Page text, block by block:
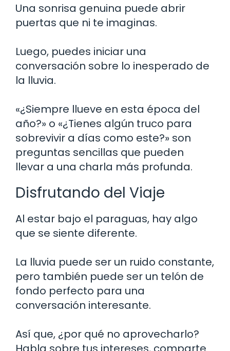
Una sonrisa genuina puede abrir
puertas que ni te imaginas.
Luego, puedes iniciar una
conversación sobre lo inesperado de
la lluvia.
«¿Siempre llueve en esta época del
año?» o «¿Tienes algún truco para
sobrevivir a días como este?» son
preguntas sencillas que pueden
llevar a una charla más profunda.
Disfrutando del Viaje
Al estar bajo el paraguas, hay algo
que se siente diferente.
La lluvia puede ser un ruido constante,
pero también puede ser un telón de
fondo perfecto para una
conversación interesante.
Así que, ¿por qué no aprovecharlo?